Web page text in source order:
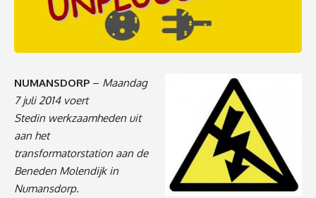
NUMANSDORP – Maandag
7 juli 2014 voert
Stedin werkzaamheden uit
aan het
transformatorstation aan de
Beneden Molendijk in
Numansdorp.